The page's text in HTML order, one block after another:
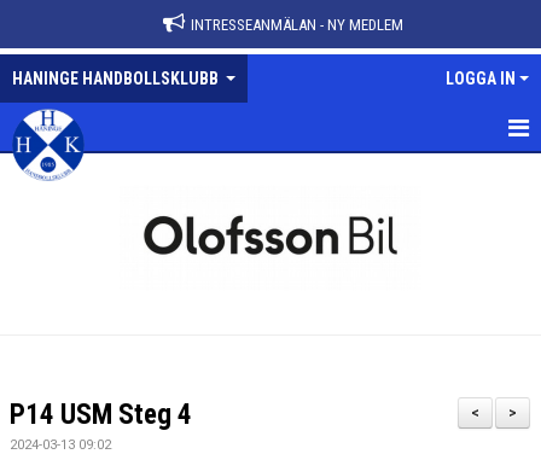
INTRESSEANMÄLAN - NY MEDLEM
HANINGE HANDBOLLSKLUBB LOGGA IN
HEM
KONTAKT
>
<
P14 USM Steg 4
2024-03-13 09:02